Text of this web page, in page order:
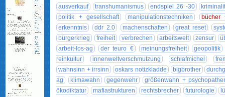
ausverkauf
transhumanismus endspiel 26 -30
politik + gesellschaft
manipulationstechniken
bücher
erkenntnis
ddr 2.0 machenschaften great reset
bürgerkrieg
freiheit verbrechen arbeitswelt zensur
arbeit-los-ag
der teuro € meinungsfreiheit
geopolitik
reinkultur
innenweltverschmutzung schlafmichel
wahnsinn + irrsinn
oskars notizkladde bigbrother
ag
klimawahn gegenwehr
größenwahn +
ökodiktatur
mafiastrukturen rechtsbrecher futurologie